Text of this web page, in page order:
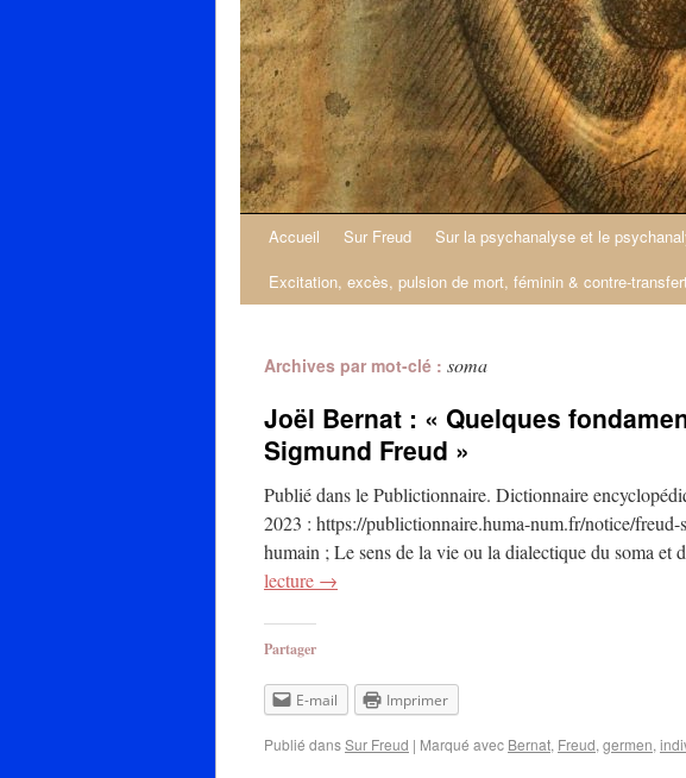
Accueil Sur Freud Sur la psychanalyse et le
Excitation, excès, pulsion de mort, féminin & contre-
Archives par mot-clé : soma
Joël Bernat : « Quelques
Sigmund Freud »
Publié dans le Publictionnaire. Dictionnaire
2023 : https://publictionnaire.huma-num.fr/notice/freud-
humain ; Le sens de la vie ou la dialectique du soma
lecture →
Partager
E-mail Imprimer
Publié dansSur Freud | Marqué avec Bernat, Freud, germen,